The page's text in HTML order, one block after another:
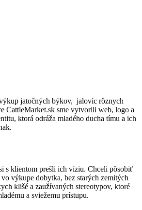
jatočných býkov, jalovíc rôznych
CattleMarket.sk sme vytvorili web, logo a
ktorá odráža mladého ducha tímu a ich
s klientom prešli ich víziu. Chceli pôsobiť
výkupe dobytka, bez starých zemitých
klišé a zaužívaných stereotypov, ktoré
a sviežemu prístupu.